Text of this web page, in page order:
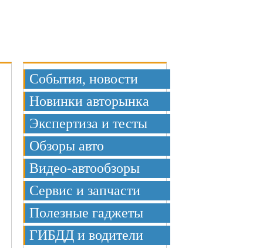
События, новости
Новинки авторынка
Экспертиза и тесты
Обзоры авто
Видео-автообзоры
Сервис и запчасти
Полезные гаджеты
ГИБДД и водители